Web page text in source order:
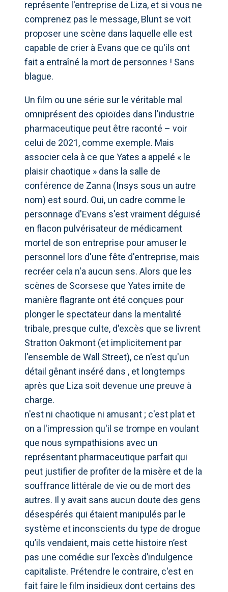
représente l'entreprise de Liza, et si vous ne
comprenez pas le message, Blunt se voit
proposer une scène dans laquelle elle est
capable de crier à Evans que ce qu'ils ont
fait a entraîné la mort de personnes ! Sans
blague.
Un film ou une série sur le véritable mal
omniprésent des opioïdes dans l'industrie
pharmaceutique peut être raconté – voir
celui de 2021, comme exemple. Mais
associer cela à ce que Yates a appelé « le
plaisir chaotique » dans la salle de
conférence de Zanna (Insys sous un autre
nom) est sourd. Oui, un cadre comme le
personnage d'Evans s'est vraiment déguisé
en flacon pulvérisateur de médicament
mortel de son entreprise pour amuser le
personnel lors d'une fête d'entreprise, mais
recréer cela n'a aucun sens. Alors que les
scènes de Scorsese que Yates imite de
manière flagrante ont été conçues pour
plonger le spectateur dans la mentalité
tribale, presque culte, d'excès que se livrent
Stratton Oakmont (et implicitement par
l'ensemble de Wall Street), ce n'est qu'un
détail gênant inséré dans , et longtemps
après que Liza soit devenue une preuve à
charge.
n'est ni chaotique ni amusant ; c'est plat et
on a l'impression qu'il se trompe en voulant
que nous sympathisions avec un
représentant pharmaceutique parfait qui
peut justifier de profiter de la misère et de la
souffrance littérale de vie ou de mort des
autres. Il y avait sans aucun doute des gens
désespérés qui étaient manipulés par le
système et inconscients du type de drogue
qu’ils vendaient, mais cette histoire n’est
pas une comédie sur l’excès d’indulgence
capitaliste. Prétendre le contraire, c'est en
fait faire le film insidieux dont certains des